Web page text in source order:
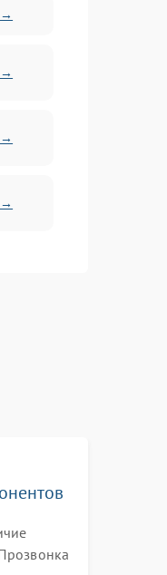
→
→
→
→